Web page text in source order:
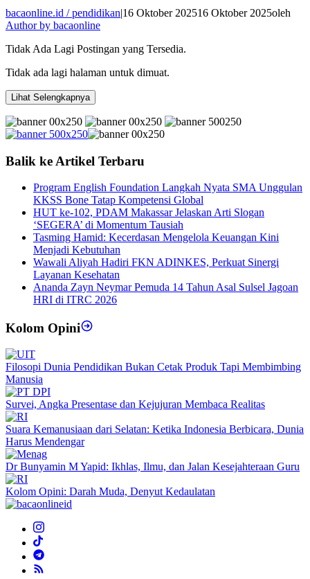
bacaonline.id / pendidikan|16 Oktober 202516 Oktober 2025oleh
Author by bacaonline
Tidak Ada Lagi Postingan yang Tersedia.
Tidak ada lagi halaman untuk dimuat.
Lihat Selengkapnya
Balik ke Artikel Terbaru
Program English Foundation Langkah Nyata SMA Unggulan
KKSS Bone Tatap Kompetensi Global
HUT ke-102, PDAM Makassar Jelaskan Arti Slogan
‘SEGERA’ di Momentum Tausiah
Tasming Hamid: Kecerdasan Mengelola Keuangan Kini
Menjadi Kebutuhan
Wawali Aliyah Hadiri FKN ADINKES, Perkuat Sinergi
Layanan Kesehatan
Ananda Zayn Neymar Pemuda 14 Tahun Asal Sulsel Jagoan
HRI di ITRC 2026
Kolom Opini
Filosopi Dunia Pendidikan Bukan Cetak Produk Tapi Membimbing
Manusia
Survei, Angka Presentase dan Kejujuran Membaca Realitas
Suara Kemanusiaan dari Selatan: Ketika Indonesia Berbicara, Dunia
Harus Mendengar
Dr Bunyamin M Yapid: Ikhlas, Ilmu, dan Jalan Kesejahteraan Guru
Kolom Opini: Darah Muda, Denyut Kedaulatan